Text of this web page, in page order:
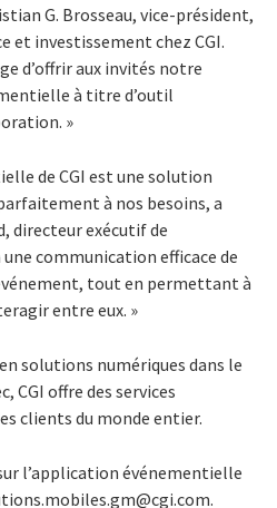
G. Brosseau, vice-président,
et investissement chez CGI.
d’offrir aux invités notre
à titre d’outil
»
de CGI est une solution
à nos besoins, a
directeur exécutif de
communication efficace de
tout en permettant à
entre eux. »
solutions numériques dans le
CGI offre des services
clients du monde entier.
l’application événementielle